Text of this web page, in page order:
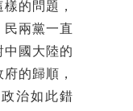
的問題，
民兩黨一直
中國大陸的
的歸順，
治如此錯